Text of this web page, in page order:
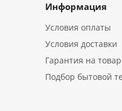
Информация
Условия оплаты
Условия доставки
Гарантия на товар
Подбор бытовой